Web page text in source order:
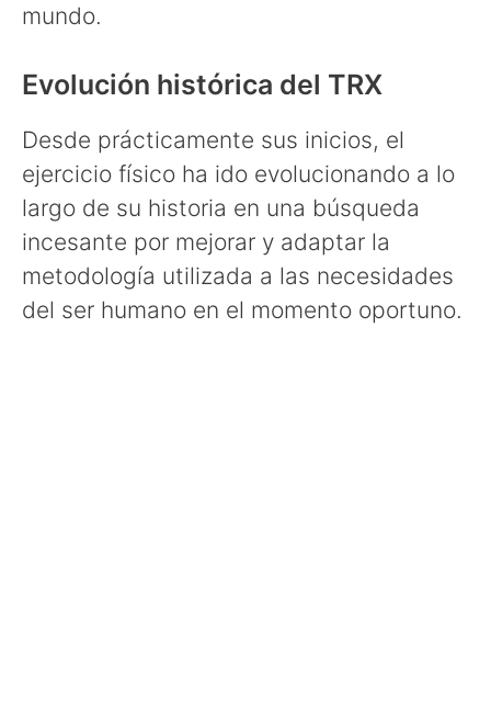
mundo.
Evolución histórica del TRX
Desde prácticamente sus inicios, el
ejercicio físico ha ido evolucionando a lo
largo de su historia en una búsqueda
incesante por mejorar y adaptar la
metodología utilizada a las necesidades
del ser humano en el momento oportuno.